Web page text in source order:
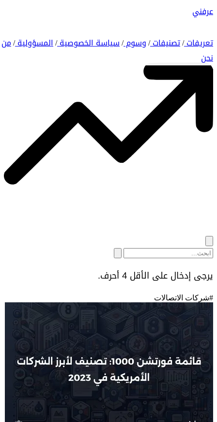
عرفني
تعريفات/ تصنيفات/ وسوم/ سياسة الخصوصية/ المسؤولية/ من
نحن
يرجى إدخال على الأقل 4 أحرف.
#شركات الاتصالات